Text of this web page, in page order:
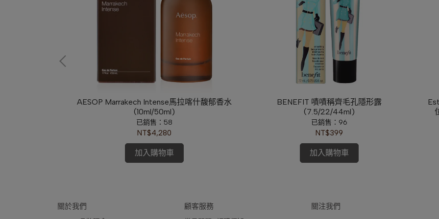
AESOP Marrakech Intense馬拉喀什馥郁香水
(10ml/50ml)
已銷售：58
NT$4,280
加入購物車
BENEFIT 嘖嘖稱齊毛孔隱形露
(7.5/22/44ml)
已銷售：96
NT$399
加入購物車
關於我們 顧客服務 關注我們